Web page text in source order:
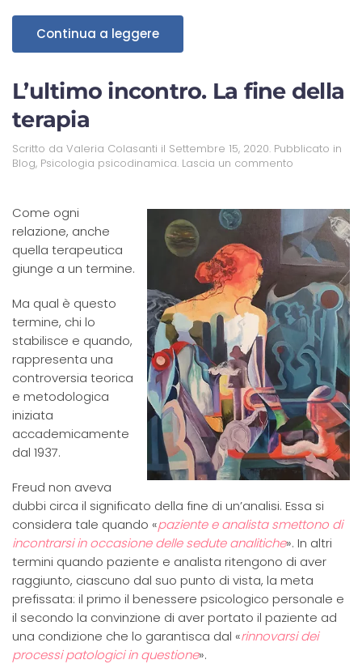
Continua a leggere
L’ultimo incontro. La fine della
terapia
Scritto da Valeria Colasanti il Settembre 15, 2020. Pubblicato in
Blog, Psicologia psicodinamica. Lascia un commento
Come ogni
relazione, anche
quella terapeutica
giunge a un termine.
Ma qual è questo
termine, chi lo
stabilisce e quando,
rappresenta una
controversia teorica
e metodologica
iniziata
accademicamente
dal 1937.
Freud non aveva
dubbi circa il significato della fine di un’analisi. Essa si
considera tale quando «paziente e analista smettono di
incontrarsi in occasione delle sedute analitiche». In altri
termini quando paziente e analista ritengono di aver
raggiunto, ciascuno dal suo punto di vista, la meta
prefissata: il primo il benessere psicologico personale e
il secondo la convinzione di aver portato il paziente ad
una condizione che lo garantisca dal «rinnovarsi dei
processi patologici in questione».